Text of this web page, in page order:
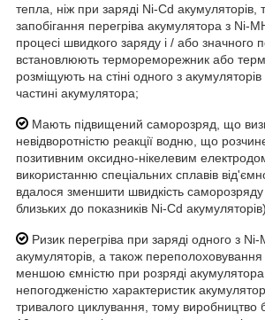
тепла, ніж при заряді Ni-Cd
запобігання перегріва акумулятора з Ni-
процесі швидкого заряду і / або значного
встановлюють термореморежник або
розміщують на стіні одного з
частині акумулятора;
Мають підвищений саморозряд, що
невідворотністю реакції водню, що
позитивним оксидно-нікелевим
використанню спеціальних сплавів
вдалося зменшити швидкість саморозряду
близьких до показників Ni-Cd акумуляторів)
Ризик перегріва при заряді одного з Ni-
акумуляторів, а також
меншою ємністю при розряді акумулятора
непогодженістю характеристик
тривалого циклування, тому виробництво